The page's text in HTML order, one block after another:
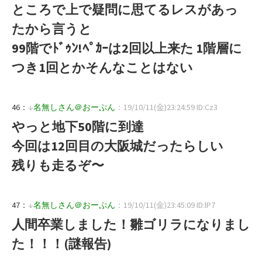
ところで上で疑問に思てるレスがあっ
たから言うと
99階でﾄﾞｩﾝ!ﾍﾟｶｰは2回以上来た 1階層に
つき1回とかそんなことはない
46： ↓名無しさん＠おーぷん ：19/10/11(金)23:24:59 ID:Cz3
やっと地下50階に到達
今回は12回目の大阪城だったらしい
残りも走るぞ〜
47： ↓名無しさん＠おーぷん ：19/10/11(金)23:45:09 ID:lP7
人間卒業しました！雛ゴリラになりまし
た！！！(謎報告)